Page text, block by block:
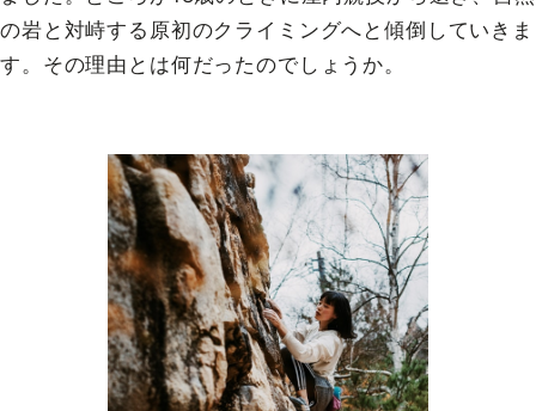
の岩と対峙する原初のクライミングへと傾倒していきま
す。その理由とは何だったのでしょうか。